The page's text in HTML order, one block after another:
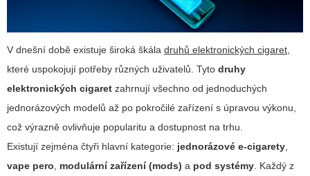
V dnešní době existuje široká škála druhů elektronických cigaret
které uspokojují potřeby různých uživatelů. Tyto druhy
elektronických cigaret zahrnují všechno od jednoduchých
jednorázových modelů až po pokročilé zařízení s úpravou výkonu,
což výrazně ovlivňuje popularitu a dostupnost na trhu.
Existují zejména čtyři hlavní kategorie: jednorázové e-cigarety
vape pero
modulární zařízení (mods) a pod systémy . Každý z